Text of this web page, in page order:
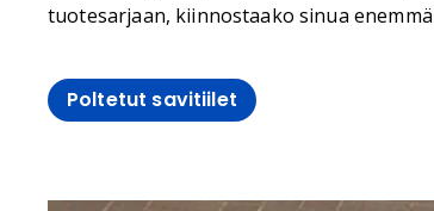
tuotesarjaan, kiinnostaako sinua
Poltetut savitiilet